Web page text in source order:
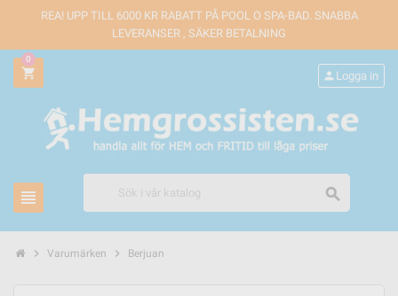
REA! UPP TILL 6000 KR RABATT PÅ POOL O SPA-BAD. SNABBA
LEVERANSER , SÄKER BETALNING
shopping_cart
0
view_headline search
person Logga in
chevron_right Varumärken chevron_right Berjuan